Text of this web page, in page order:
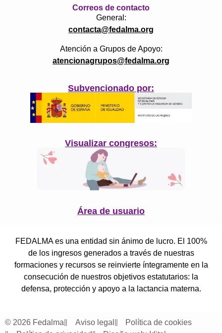
Correos de contacto
General:
contacta@fedalma.org
Atención a Grupos de Apoyo:
atencionagrupos@fedalma.org
Subvencionado por:
Visualizar congresos:
Área de usuario
FEDALMA es una entidad sin ánimo de lucro. El 100%
de los ingresos generados a través de nuestras
formaciones y recursos se reinvierte íntegramente en la
consecución de nuestros objetivos estatutarios: la
defensa, protección y apoyo a la lactancia materna.
© 2026 Fedalma Aviso legal
Política de cookies